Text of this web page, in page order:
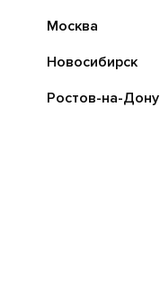
Москва
Новосибирск
Ростов-на-Дону